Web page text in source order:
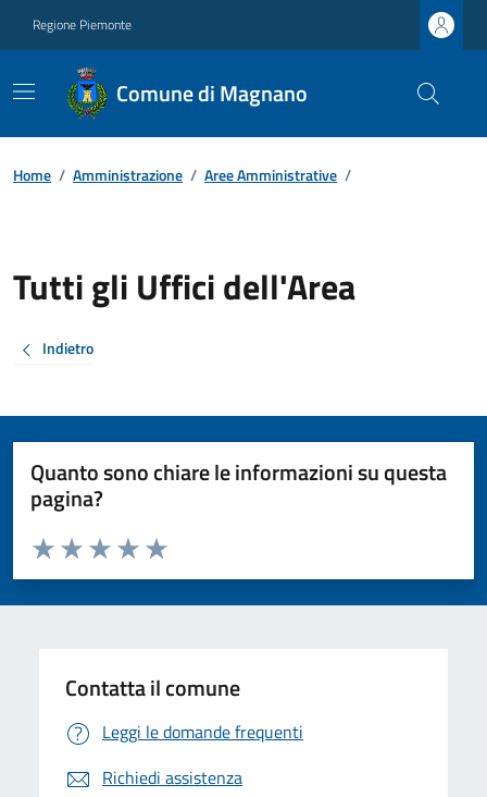
Regione Piemonte
Comune di Magnano
Home / Amministrazione / Aree Amministrative /
Tutti gli Uffici dell'Area
Indietro
Quanto sono chiare le informazioni su questa
pagina?
Valuta da 1 a 5 stelle la pagina
Valuta 5 stelle su 5
Valuta 4 stelle su 5
Valuta 3 stelle su 5
Valuta 2 stelle su 5
Valuta 1 stelle su 5
Contatta il comune
Leggi le domande frequenti
Richiedi assistenza